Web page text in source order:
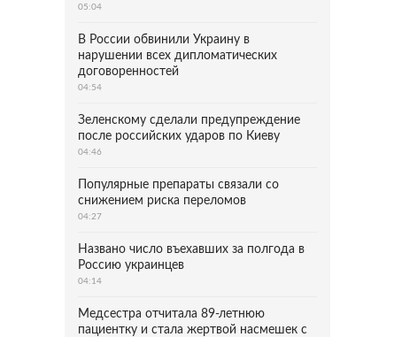
05:04
В России обвинили Украину в
нарушении всех дипломатических
договоренностей
04:54
Зеленскому сделали предупреждение
после российских ударов по Киеву
04:46
Популярные препараты связали со
снижением риска переломов
04:27
Названо число въехавших за полгода в
Россию украинцев
04:14
Медсестра отчитала 89-летнюю
пациентку и стала жертвой насмешек с